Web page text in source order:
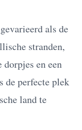
als de
stranden,
en een
de perfecte plek
land te